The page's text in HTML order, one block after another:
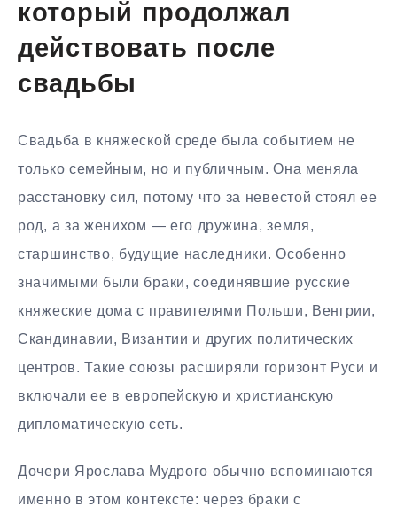
который продолжал
действовать после
свадьбы
Свадьба в княжеской среде была событием не
только семейным, но и публичным. Она меняла
расстановку сил, потому что за невестой стоял ее
род, а за женихом — его дружина, земля,
старшинство, будущие наследники. Особенно
значимыми были браки, соединявшие русские
княжеские дома с правителями Польши, Венгрии,
Скандинавии, Византии и других политических
центров. Такие союзы расширяли горизонт Руси и
включали ее в европейскую и христианскую
дипломатическую сеть.
Дочери Ярослава Мудрого обычно вспоминаются
именно в этом контексте: через браки с